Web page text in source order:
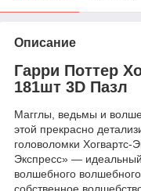
Описание
Гарри Поттер
181шт 3D Пазл
Магглы, ведьмы и
этой прекрасно
головоломки Хогвартс-
Экспресс» —
волшебного